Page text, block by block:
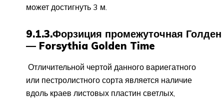
может достигнуть 3 м.
9.1.3.Форзиция промежуточная
— Forsythia Golden Time
Отличительной чертой данного вариегатного
или пестролистного сорта является наличие
вдоль краев листовых пластин светлых,